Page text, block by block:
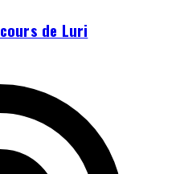
de Luri